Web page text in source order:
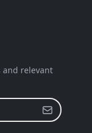
and relevant